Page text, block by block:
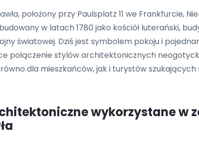
położony przy Paulsplatz 11 we
w latach 1780 jako kościół luterański,
światowej. Dziś jest symbolem pokoju i
połączenie stylów architektonicznych
dla mieszkańców, jak i turystów
wykorzystane w